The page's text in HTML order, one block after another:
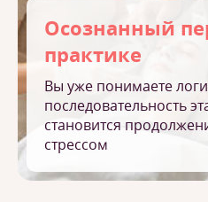
Осознанный
практике
Вы уже понимаете
последовательность
становится
стрессом